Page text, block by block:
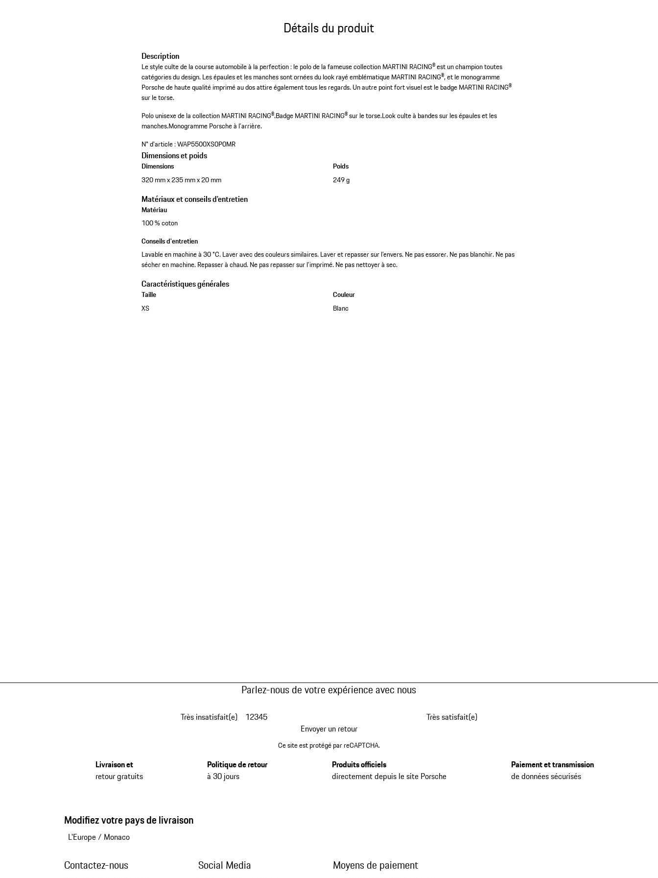
Détails du produit
Description
Le style culte de la course automobile à la perfection : le polo de la fameuse collection MARTINI RACING® est un champion toutes
catégories du design. Les épaules et les manches sont ornées du look rayé emblématique MARTINI RACING®, et le monogramme
Porsche de haute qualité imprimé au dos attire également tous les regards. Un autre point fort visuel est le badge MARTINI RACING®
sur le torse.
Polo unisexe de la collection MARTINI RACING®.Badge MARTINI RACING® sur le torse.Look culte à bandes sur les épaules et les
manches.Monogramme Porsche à l’arrière.
N° d'article :WAP5500XS0P0MR
Dimensions et poids
Dimensions
320 mm x 235 mm x 20 mm
Poids
249 g
Matériaux et conseils d'entretien
Matériau
100 % coton
Conseils d'entretien
Lavable en machine à 30 °C. Laver avec des couleurs similaires. Laver et repasser sur l’envers. Ne pas essorer. Ne pas blanchir. Ne pas
sécher en machine. Repasser à chaud. Ne pas repasser sur l’imprimé. Ne pas nettoyer à sec.
Caractéristiques générales
Taille
XS
Couleur
Blanc
Parlez-nous de votre expérience avec nous
Très insatisfait(e) 12345
Très satisfait(e)
Envoyer un retour
Ce site est protégé par reCAPTCHA.
Livraison et
retour gratuits
Politique de retour
à 30 jours
Produits officiels
directement depuis le site Porsche
Paiement et transmission
de données sécurisés
Modifiez votre pays de livraison
L'Europe/ Monaco
Contactez-nous Social Media Moyens de paiement